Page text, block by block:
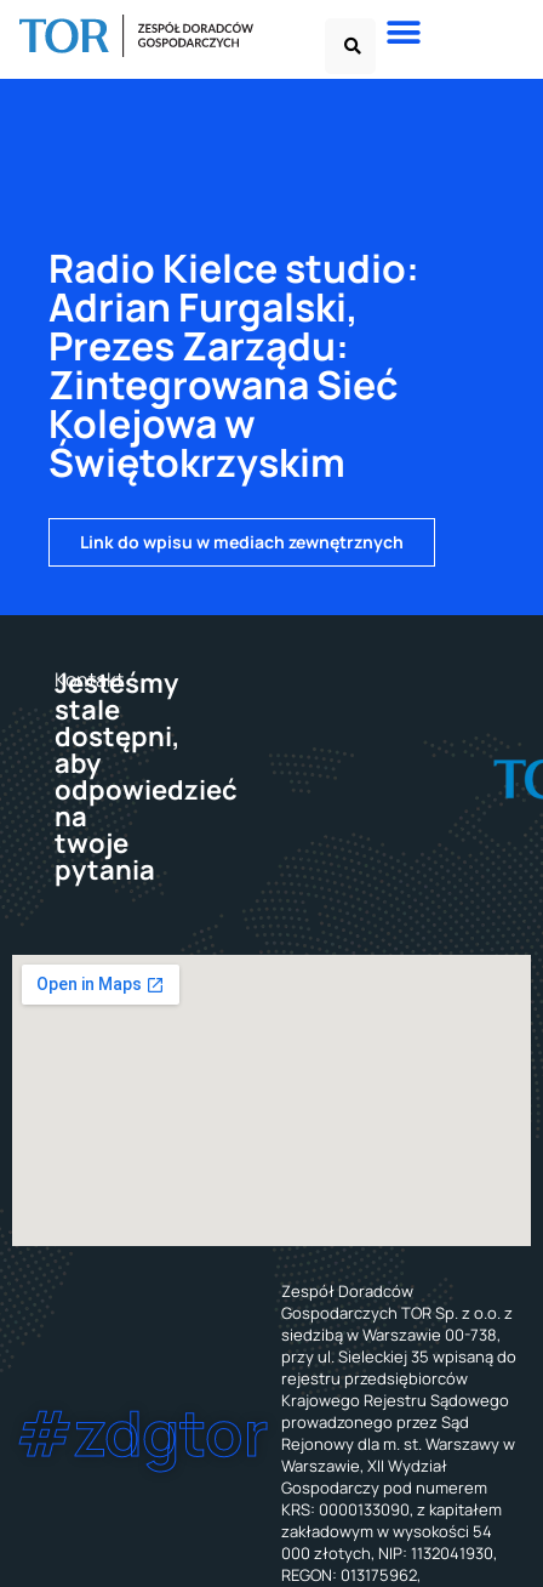
Radio Kielce studio:
Adrian Furgalski,
Prezes Zarządu:
Zintegrowana Sieć
Kolejowa w
Świętokrzyskim
Link do wpisu w mediach zewnętrznych
Kontakt
Jesteśmy
stale
dostępni,
aby
odpowiedzieć
na
twoje
pytania
#zdgtor
Zespół Doradców
Gospodarczych TOR Sp. z o.o. z
siedzibą w Warszawie 00-738,
przy ul. Sieleckiej 35 wpisaną do
rejestru przedsiębiorców
Krajowego Rejestru Sądowego
prowadzonego przez Sąd
Rejonowy dla m. st. Warszawy w
Warszawie, XII Wydział
Gospodarczy pod numerem
KRS: 0000133090, z kapitałem
zakładowym w wysokości 54
000 złotych, NIP: 1132041930,
REGON: 013175962,